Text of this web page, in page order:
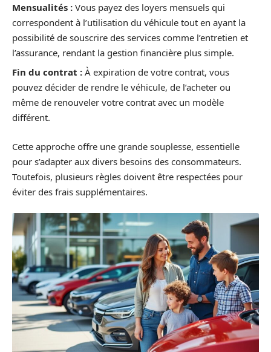
Mensualités : Vous payez des loyers mensuels qui
correspondent à l’utilisation du véhicule tout en ayant la
possibilité de souscrire des services comme l’entretien et
l’assurance, rendant la gestion financière plus simple.
Fin du contrat : À expiration de votre contrat, vous
pouvez décider de rendre le véhicule, de l’acheter ou
même de renouveler votre contrat avec un modèle
différent.
Cette approche offre une grande souplesse, essentielle
pour s’adapter aux divers besoins des consommateurs.
Toutefois, plusieurs règles doivent être respectées pour
éviter des frais supplémentaires.